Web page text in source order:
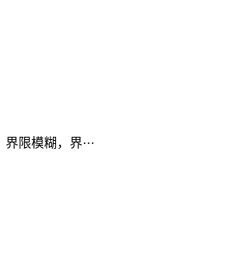
限模糊，界···